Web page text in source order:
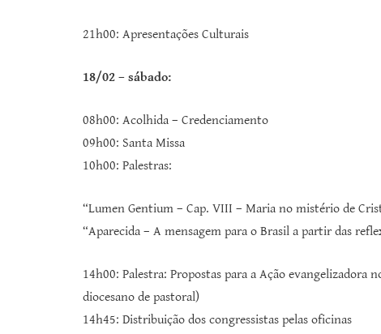
21h00: Apresentações Culturais
18/02 – sábado:
08h00: Acolhida – Credenciamento
09h00: Santa Missa
10h00: Palestras:
“Lumen Gentium – Cap. VIII – Maria no mistério de
“Aparecida – A mensagem para o Brasil a partir das
14h00: Palestra: Propostas para a Ação
diocesano de pastoral)
14h45: Distribuição dos congressistas pelas oficinas